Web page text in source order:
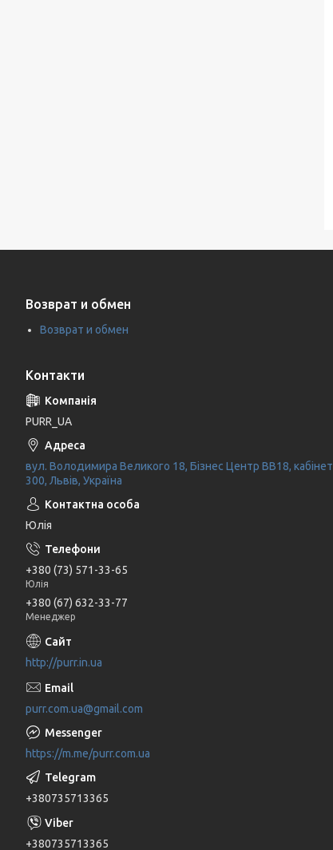
Возврат и обмен
Возврат и обмен
Контакти
PURR_UA
вул. Володимира Великого 18, Бізнес Центр ВВ18, кабінет
300, Львів, Україна
Юлія
+380 (73) 571-33-65
Юлія
+380 (67) 632-33-77
Менеджер
http://purr.in.ua
purr.com.ua@gmail.com
https://m.me/purr.com.ua
+380735713365
+380735713365